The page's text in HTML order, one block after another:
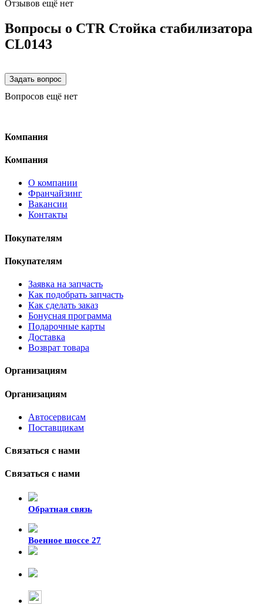
Отзывов ещё нет
Вопросы о CTR Стойка стабилизатора
CL0143
Вопросов ещё нет
Компания
Компания
О компании
Франчайзинг
Вакансии
Контакты
Покупателям
Покупателям
Заявка на запчасть
Как подобрать запчасть
Как сделать заказ
Бонусная программа
Подарочные карты
Доставка
Возврат товара
Организациям
Организациям
Автосервисам
Поставщикам
Связаться с нами
Связаться с нами
Обратная связь
Военное шоссе 27